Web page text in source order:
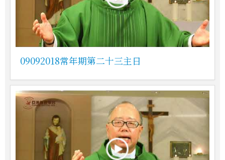
09092018常年期第二十三主日